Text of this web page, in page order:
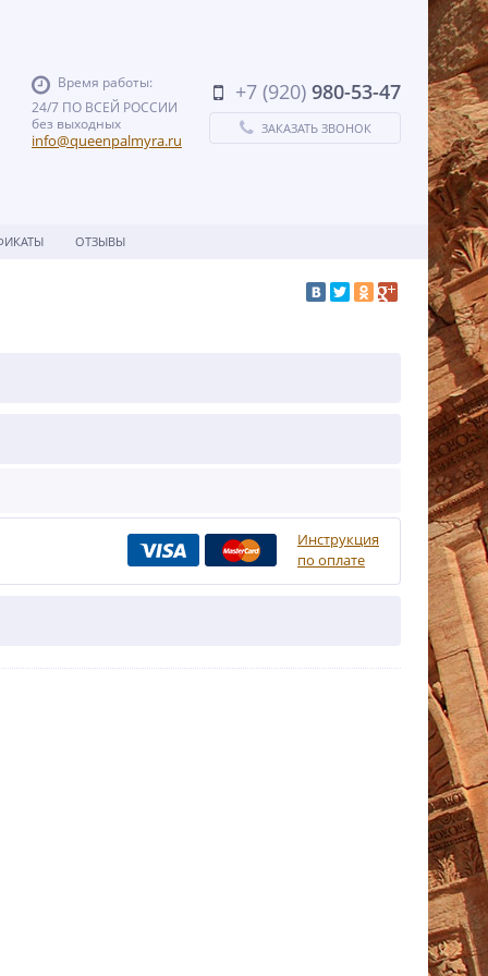
Время работы:
24/7 ПО ВСЕЙ РОССИИ
без выходных
info@queenpalmyra.ru
+7 (920) 980-53-47
ЗАКАЗАТЬ ЗВОНОК
ОТЗЫВЫ
Инструкция
по оплате